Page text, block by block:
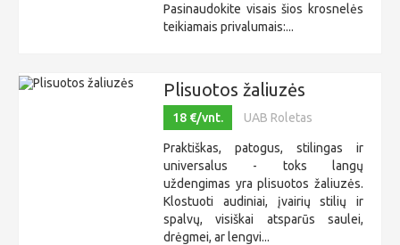
Pasinaudokite visais šios krosnelės
teikiamais privalumais:...
Plisuotos žaliuzės
18 €/vnt. UAB Roletas
Praktiškas, patogus, stilingas ir
universalus - toks langų
uždengimas yra plisuotos žaliuzės.
Klostuoti audiniai, įvairių stilių ir
spalvų, visiškai atsparūs saulei,
drėgmei, ar lengvi...